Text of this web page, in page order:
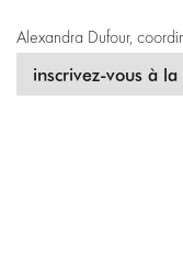
Alexandra Dufour,
inscrivez-vous à